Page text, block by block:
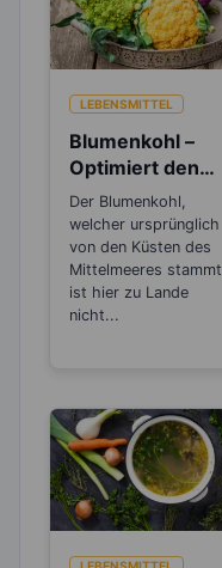
LEBENSMITTEL
Blumenkohl –
Optimiert den
pH-Wert im Blut
und schützt vor
Übersäuerung
Der Blumenkohl,
welcher ursprünglich
von den Küsten des
Mittelmeeres stammt,
ist hier zu Lande
nicht...